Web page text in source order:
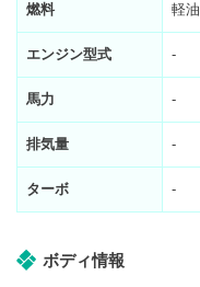
燃料 軽油
エンジン型式 -
馬力 -
排気量 -
ターボ -
ボディ情報